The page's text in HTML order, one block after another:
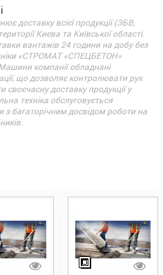
доставку всієї продукції (ЗБВ,
Києва та Київської області.
вантажів 24 години на добу без
«СТРОМАТ «СПЕЦБЕТОН»
компанії обладнані
що дозволяє контролювати рух
доставку продукції у
техніка обслуговується
з багаторічним досвідом роботи на